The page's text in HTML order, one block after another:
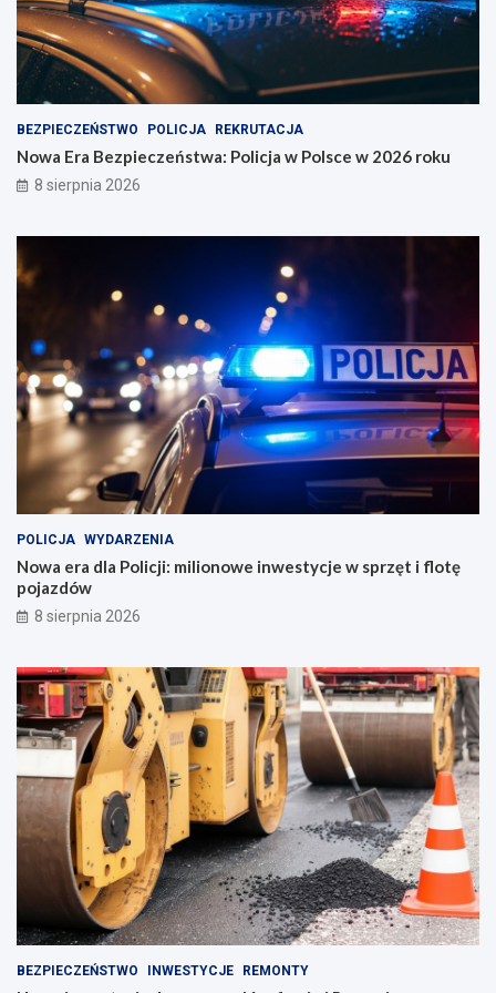
j
a
z
d
a
w
Ł
o
d
e
w
2
0
2
6
r
o
k
BEZPIECZEŃSTWO POLICJA REKRUTACJA
Nowa Era Bezpieczeństwa: Policja w Polsce w 2026 roku
8 sierpnia 2026
POLICJA WYDARZENIA
Nowa era dla Policji: milionowe inwestycje w sprzęt i flotę
pojazdów
8 sierpnia 2026
BEZPIECZEŃSTWO INWESTYCJE REMONTY